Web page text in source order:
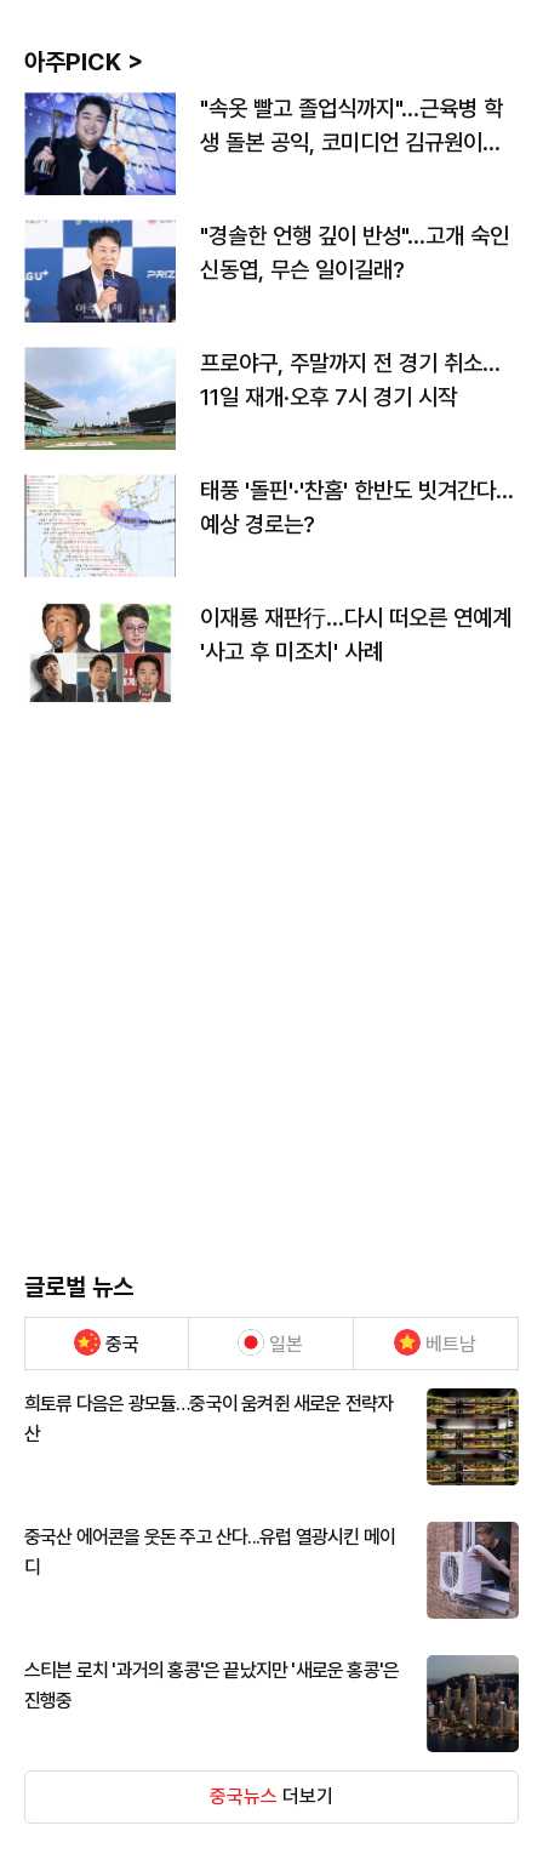
아주PICK >
"속옷 빨고 졸업식까지"…근육병 학
생 돌본 공익, 코미디언 김규원이었
"경솔한 언행 깊이 반성"…고개 숙인
신동엽, 무슨 일이길래?
프로야구, 주말까지 전 경기 취소…
11일 재개·오후 7시 경기 시작
태풍 '돌핀'·'찬홈' 한반도 빗겨간다…
예상 경로는?
이재룡 재판行…다시 떠오른 연예계
'사고 후 미조치' 사례
글로벌 뉴스
중국 일본 베트남
희토류 다음은 광모듈…중국이 움켜쥔 새로운 전략자
산
중국산 에어콘을 웃돈 주고 산다...유럽 열광시킨 메이
디
스티븐 로치 '과거의 홍콩'은 끝났지만 '새로운 홍콩'은
진행중
중국뉴스 더보기